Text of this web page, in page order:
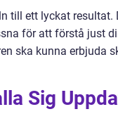
till ett lyckat
för att förstå just
ska kunna erbjuda
Sig